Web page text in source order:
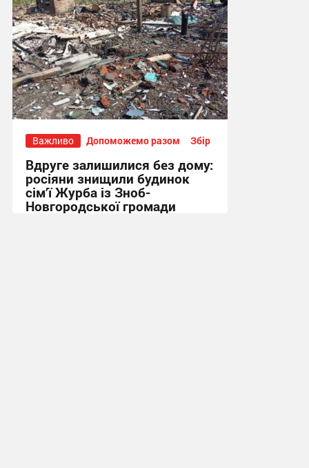
Важливо Допоможемо разом Збір
Вдруге залишилися без дому:
росіяни знищили будинок
сім’ї Журба із Зноб-
Новгородської громади